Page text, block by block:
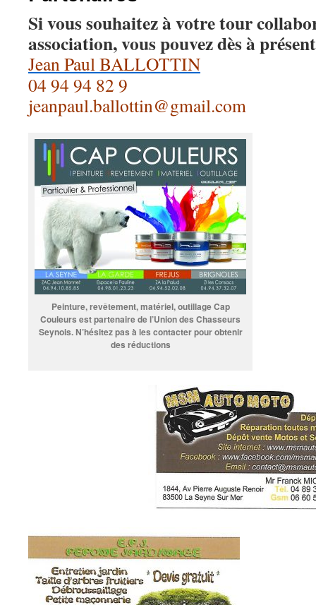
Si vous souhaitez à votre tour
association, vous pouvez dès à
Jean Paul BALLOTTIN
04 94 94 82 9
jeanpaul.ballottin@gmail.com
Peinture, revêtement, matériel, outillage Cap
Couleurs est partenaire de l’Union des Chasseurs
Seynois. N’hésitez pas à les contacter pour obtenir
des réductions